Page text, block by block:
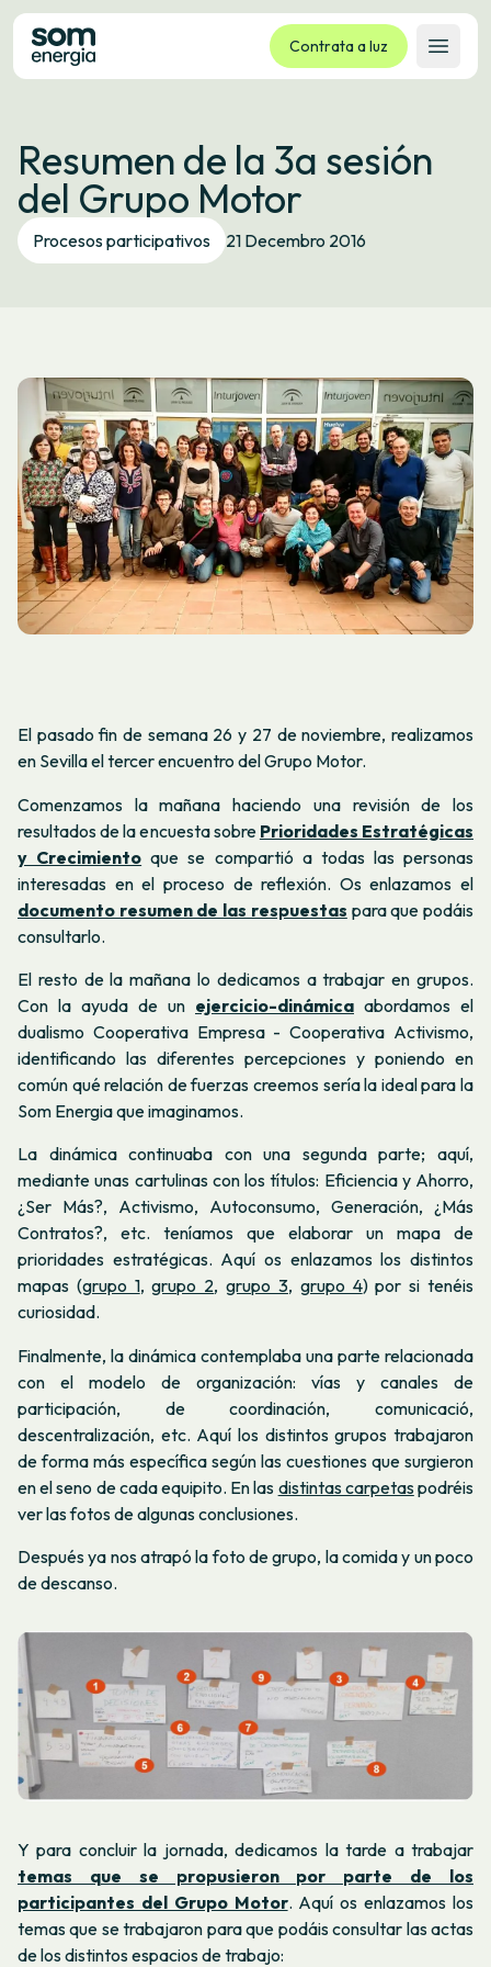
Contrata a luz
Abrir
Tarifas
Servizos
Empresas
La cooperativa
Idioma: ES CA GL EU
Resumen de la 3a sesión
del Grupo Motor
Procesos participativos 21 Decembro 2016
El pasado fin de semana 26 y 27 de noviembre, realizamos
en Sevilla el tercer encuentro del Grupo Motor.
Comenzamos la mañana haciendo una revisión de los
resultados de la encuesta sobre Prioridades Estratégicas
y Crecimiento que se compartió a todas las personas
interesadas en el proceso de reflexión. Os enlazamos el
documento resumen de las respuestas para que podáis
consultarlo.
El resto de la mañana lo dedicamos a trabajar en grupos.
Con la ayuda de un ejercicio-dinámica abordamos el
dualismo Cooperativa Empresa - Cooperativa Activismo,
identificando las diferentes percepciones y poniendo en
común qué relación de fuerzas creemos sería la ideal para la
Som Energia que imaginamos.
La dinámica continuaba con una segunda parte; aquí,
mediante unas cartulinas con los títulos: Eficiencia y Ahorro,
¿Ser Más?, Activismo, Autoconsumo, Generación, ¿Más
Contratos?, etc. teníamos que elaborar un mapa de
prioridades estratégicas. Aquí os enlazamos los distintos
mapas (grupo 1,grupo 2,grupo 3, grupo 4) por si tenéis
curiosidad.
Finalmente, la dinámica contemplaba una parte relacionada
con el modelo de organización: vías y canales de
participación, de coordinación, comunicació,
descentralización, etc. Aquí los distintos grupos trabajaron
de forma más específica según las cuestiones que surgieron
en el seno de cada equipito. En las distintas carpetaspodréis
ver las fotos de algunas conclusiones.
Después ya nos atrapó la foto de grupo, la comida y un poco
de descanso.
Y para concluir la jornada, dedicamos la tarde a trabajar
temas que se propusieron por parte de los
participantes del Grupo Motor. Aquí os enlazamos los
temas que se trabajaron para que podáis consultar las actas
de los distintos espacios de trabajo: